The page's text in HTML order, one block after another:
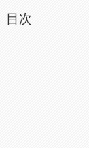
目次